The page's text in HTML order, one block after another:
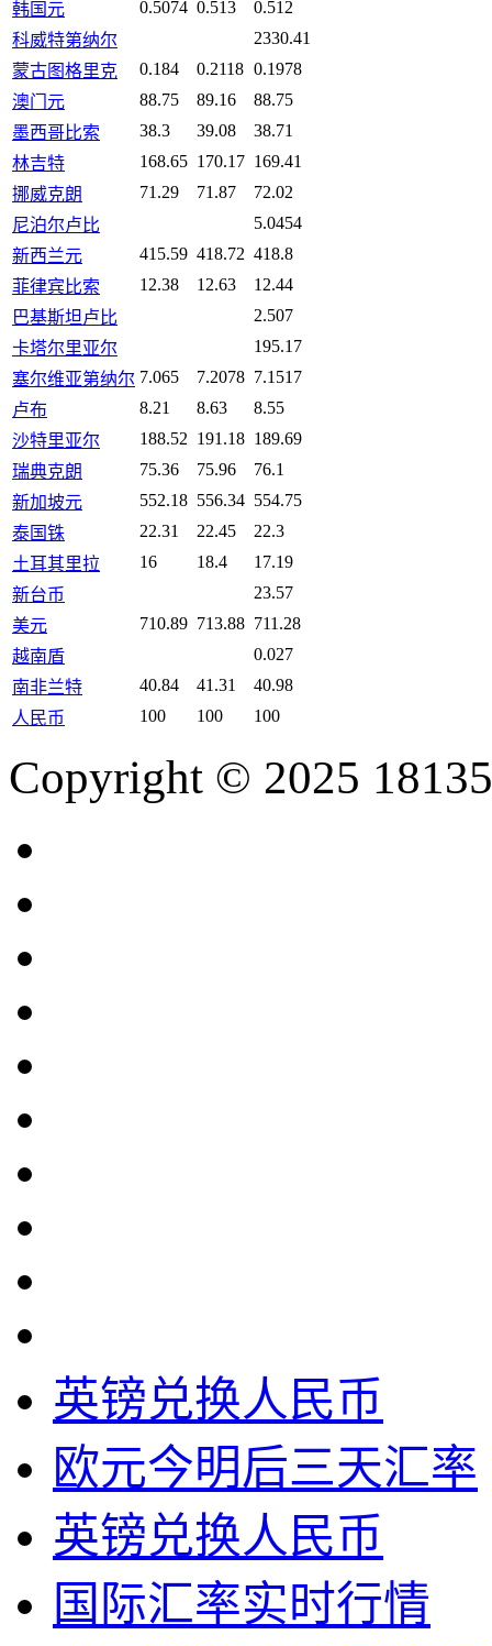
韩国元 0.5074 0.513
0.512
科威特第纳尔
2330.41
蒙古图格里克
0.184 0.2118 0.1978
澳门元
88.75 89.16
88.75
墨西哥比索
38.3 39.08
38.71
林吉特
168.65 170.17 169.41
挪威克朗
71.29 71.87
72.02
尼泊尔卢比
5.0454
新西兰元
415.59 418.72 418.8
菲律宾比索
12.38 12.63
12.44
巴基斯坦卢比
2.507
卡塔尔里亚尔
195.17
塞尔维亚第纳尔 7.065 7.2078 7.1517
卢布
8.21 8.63
8.55
沙特里亚尔
188.52 191.18 189.69
瑞典克朗
75.36 75.96
76.1
新加坡元
552.18 556.34 554.75
泰国铢
22.31 22.45
22.3
土耳其里拉
16 18.4
17.19
新台币
23.57
美元
710.89 713.88 711.28
越南盾
0.027
南非兰特
40.84 41.31
40.98
人民币
100 100 100
Copyright © 2025
英镑兑换人民币
欧元今明后三天汇率
英镑兑换人民币
国际汇率实时行情